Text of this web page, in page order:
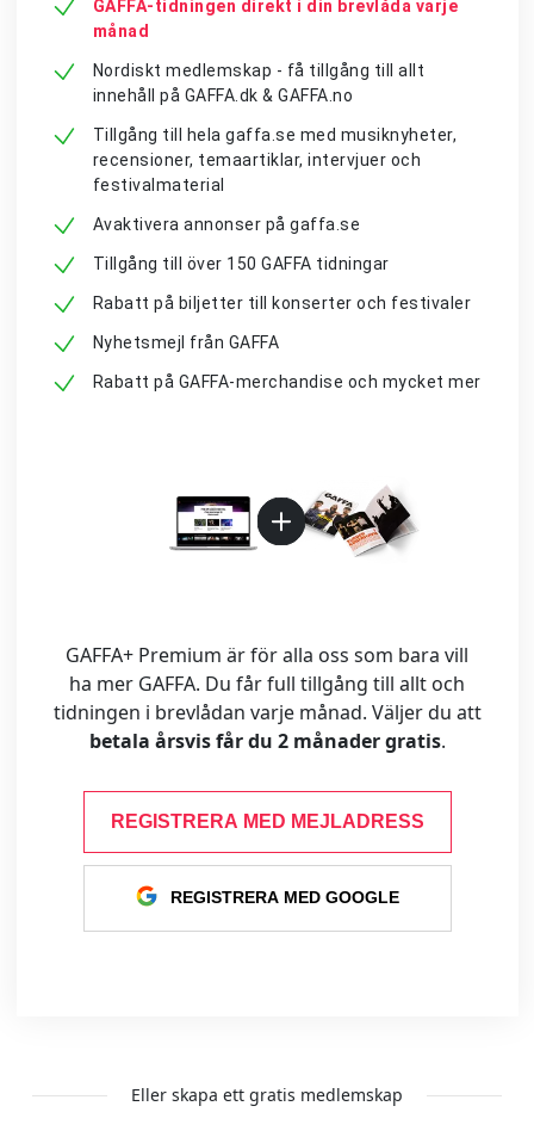
GAFFA-tidningen direkt i din brevlåda varje
månad
Nordiskt medlemskap - få tillgång till allt
innehåll på GAFFA.dk & GAFFA.no
Tillgång till hela gaffa.se med musiknyheter,
recensioner, temaartiklar, intervjuer och
festivalmaterial
Avaktivera annonser på gaffa.se
Tillgång till över 150 GAFFA tidningar
Rabatt på biljetter till konserter och festivaler
Nyhetsmejl från GAFFA
Rabatt på GAFFA-merchandise och mycket mer
GAFFA+ Premium är för alla oss som bara vill
ha mer GAFFA. Du får full tillgång till allt och
tidningen i brevlådan varje månad. Väljer du att
betala årsvis får du 2 månader gratis.
REGISTRERA MED MEJLADRESS
REGISTRERA MED GOOGLE
Eller skapa ett gratis medlemskap